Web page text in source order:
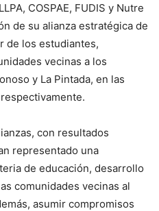
COSPAE, FUDIS y Nutre
de su alianza estratégica de
de los estudiantes,
vecinas a los
y La Pintada, en las
con resultados
representado una
de educación, desarrollo
comunidades vecinas al
asumir compromisos